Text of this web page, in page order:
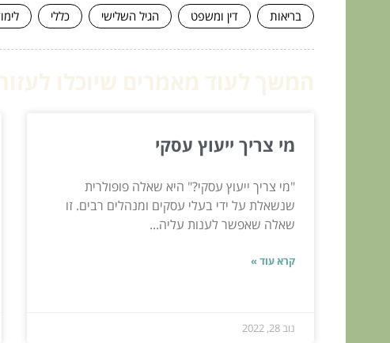
בריאות דין ומשפט הגיל השלישי כללי
מי צריך ייעוץ עסקי
"מי צריך ייעוץ עסקי?" היא שאלה פופולרית
שנשאלת על ידי בעלי עסקים ומנהלים רבים. זו
שאלה שאפשר לענות עליה...
קרא עוד »
נוב 28, 2022